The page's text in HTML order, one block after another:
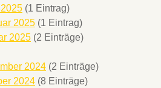
(1 Eintrag)
2025 (1 Eintrag)
2025 (2 Einträge)
2024 (2 Einträge)
2024 (8 Einträge)